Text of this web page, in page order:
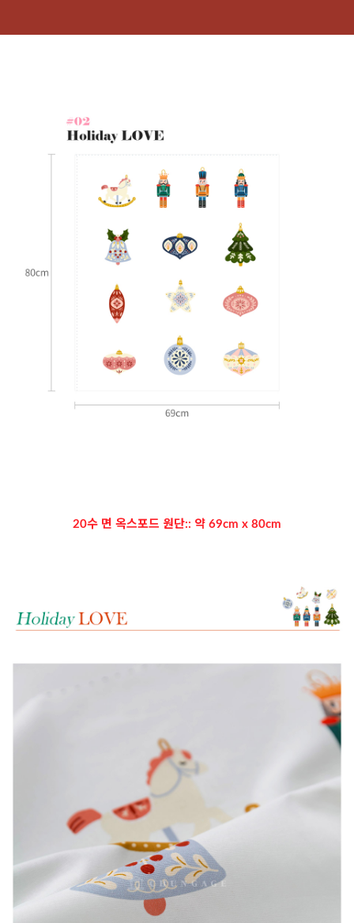
20수 면 옥스포드 원단:: 약 69cm x 80cm